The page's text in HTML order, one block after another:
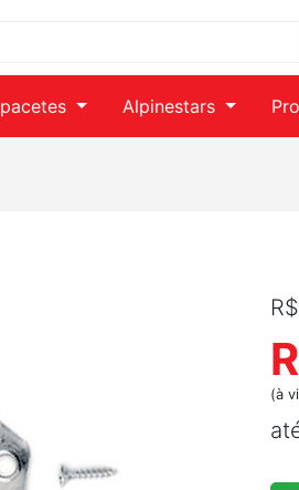
Alpinestars
(à